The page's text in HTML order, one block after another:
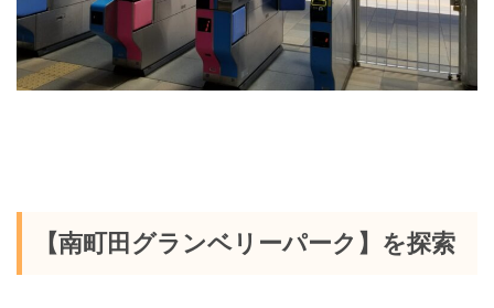
【南町田グランベリーパーク】を探索